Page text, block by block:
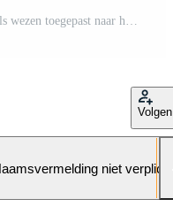
mooi manicure werkwijze. nagel Pools wezen toegepast naar hand- Pro Foto
Volgen
niet verplicht